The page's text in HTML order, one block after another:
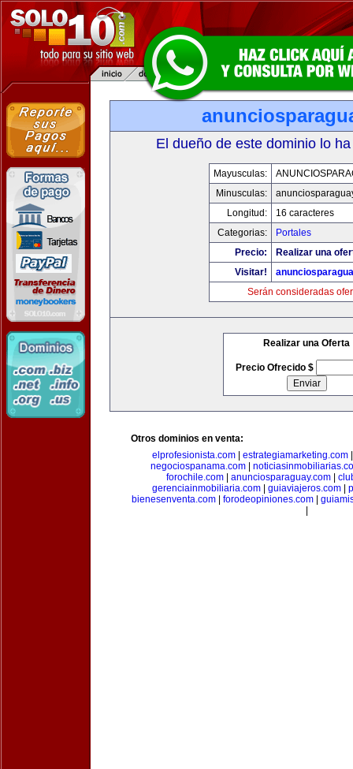
El dueño de este dominio lo
Mayusculas:
Minusculas:
Longitud:
16 caracteres
Categorias:
Portales
Precio:
Realizar una
Visitar!
Serán consideradas
Realizar una Oferta
Precio Ofrecido $
Otros dominios en venta:
elprofesionista.com
estrategiamarketing.com
negociospanama.com
forochile.com| anunciosparaguay.com|
gerenciainmobiliaria.com
guiaviajeros.com
bienesenventa.com
forodeopiniones.com